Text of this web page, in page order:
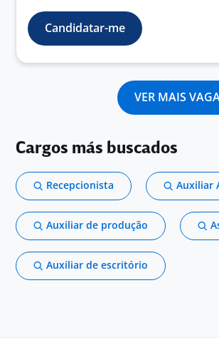
Candidatar-me
VER MAIS
Cargos más buscados
Recepcionista Auxiliar
Auxiliar de produção
Auxiliar de escritório